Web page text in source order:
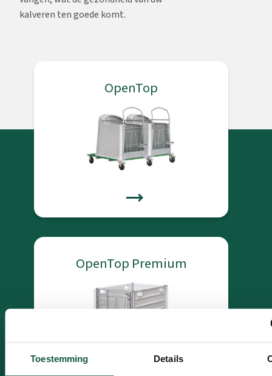
Toestemming Details
kalveren ten goede komt.
OpenTop
OpenTop Premium